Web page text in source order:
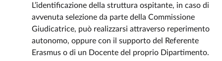
L’identificazione della struttura ospitante, in caso di
avvenuta selezione da parte della Commissione
Giudicatrice, può realizzarsi attraverso reperimento
autonomo, oppure con il supporto del Referente
Erasmus o di un Docente del proprio Dipartimento.